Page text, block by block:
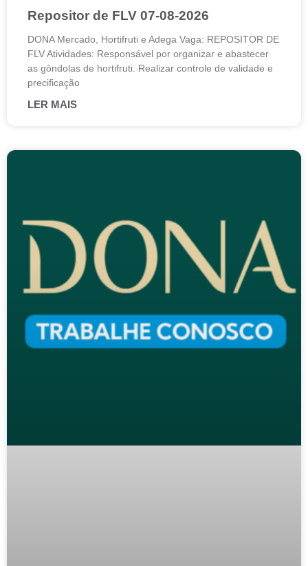
Repositor de FLV 07-08-2026
DONA Mercado, Hortifruti e Adega Vaga: REPOSITOR DE
FLV Atividades: Responsável por organizar e abastecer
as gôndolas de hortifruti. Realizar controle de validade e
precificação
LER MAIS